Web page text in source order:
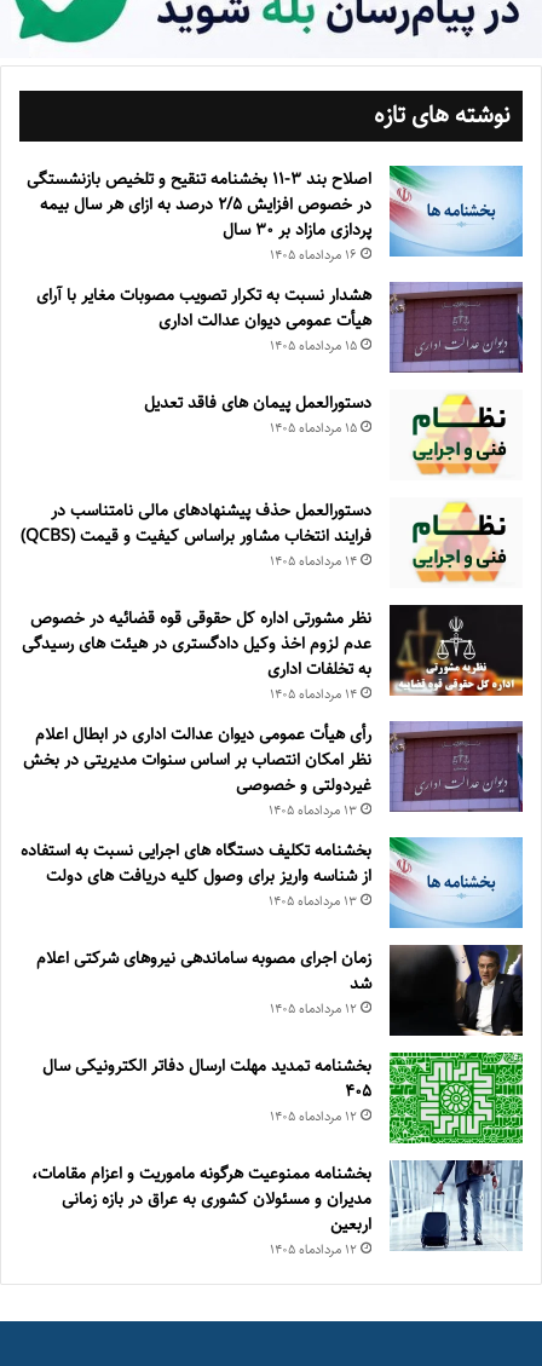
نوشته های تازه
اصلاح بند ۳‏-۱۱ بخشنامه تنقیح و تلخیص بازنشستگی
در خصوص افزایش ۵‏‏‏‏‏‏‏‏‏/۲ درصد به ازای هر سال بیمه
پردازی مازاد بر ۳۰‏ سال
۱۶ مرداد‌ماه ۱۴۰۵
هشدار نسبت به تکرار تصویب مصوبات مغایر با آرای
هیأت عمومی دیوان عدالت اداری
۱۵ مرداد‌ماه ۱۴۰۵
دستورالعمل پیمان های فاقد تعدیل
۱۵ مرداد‌ماه ۱۴۰۵
دستورالعمل حذف پيشنهادهای مالی نامتناسب در
فرايند انتخاب مشاور براساس كيفيت و قيمت (QCBS)
۱۴ مرداد‌ماه ۱۴۰۵
نظر مشورتی اداره کل حقوقی قوه قضائیه در خصوص
عدم لزوم اخذ وکیل دادگستری در هیئت های رسیدگی
به تخلفات اداری
۱۴ مرداد‌ماه ۱۴۰۵
رأی هیأت عمومی دیوان عدالت اداری در ابطال اعلام
نظر امکان انتصاب بر اساس سنوات مدیریتی در بخش
غیردولتی و خصوصی
۱۳ مرداد‌ماه ۱۴۰۵
بخشنامه تکلیف دستگاه های اجرایی نسبت به استفاده
از شناسه واریز برای وصول کلیه دریافت های دولت
۱۳ مرداد‌ماه ۱۴۰۵
زمان اجرای مصوبه ساماندهی نیروهای شرکتی اعلام
شد
۱۲ مرداد‌ماه ۱۴۰۵
بخشنامه تمدید مهلت ارسال دفاتر الکترونیکی سال
۴۰۵
۱۲ مرداد‌ماه ۱۴۰۵
بخشنامه ممنوعیت هرگونه ماموریت و اعزام مقامات،
مدیران و مسئولان کشوری به عراق در بازه زمانی
اربعین
۱۲ مرداد‌ماه ۱۴۰۵